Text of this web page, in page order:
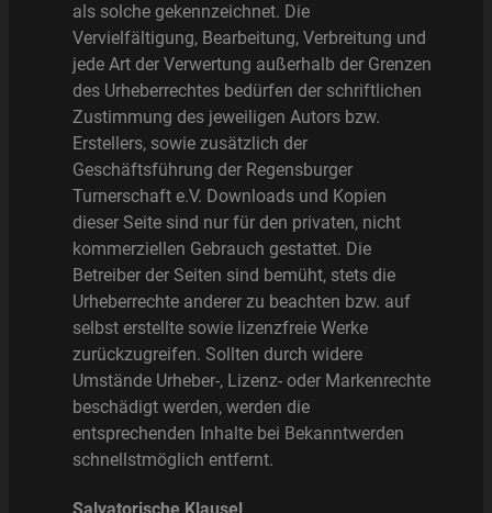
als solche gekennzeichnet. Die
Vervielfältigung, Bearbeitung, Verbreitung und
jede Art der Verwertung außerhalb der Grenzen
des Urheberrechtes bedürfen der schriftlichen
Zustimmung des jeweiligen Autors bzw.
Erstellers, sowie zusätzlich der
Geschäftsführung der Regensburger
Turnerschaft e.V. Downloads und Kopien
dieser Seite sind nur für den privaten, nicht
kommerziellen Gebrauch gestattet. Die
Betreiber der Seiten sind bemüht, stets die
Urheberrechte anderer zu beachten bzw. auf
selbst erstellte sowie lizenzfreie Werke
zurückzugreifen. Sollten durch widere
Umstände Urheber-, Lizenz- oder Markenrechte
beschädigt werden, werden die
entsprechenden Inhalte bei Bekanntwerden
schnellstmöglich entfernt.